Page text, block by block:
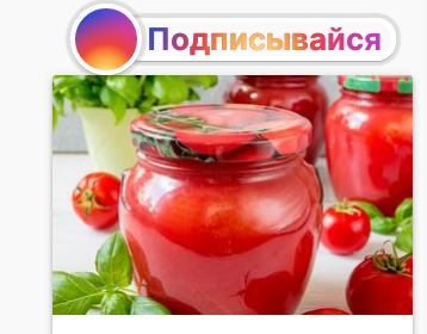
Подписывайся